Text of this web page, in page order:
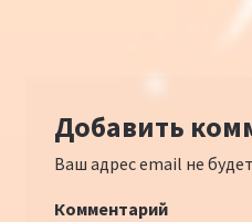
Добавить
Ваш адрес email не
Комментарий